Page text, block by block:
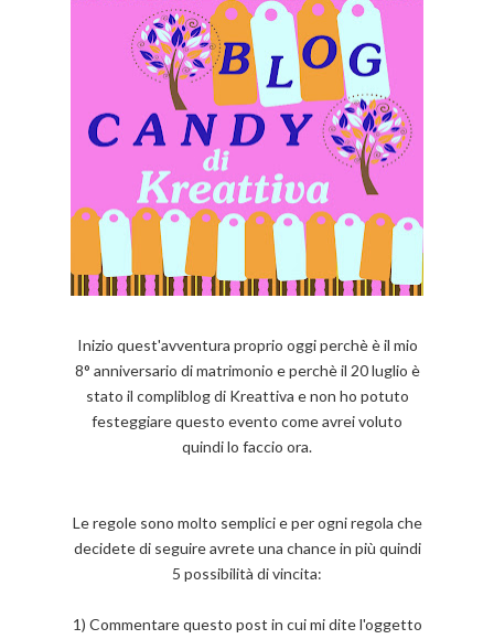
Inizio quest'avventura proprio oggi perchè è il mio
8° anniversario di matrimonio e perchè il 20 luglio è
stato il compliblog di Kreattiva e non ho potuto
festeggiare questo evento come avrei voluto
quindi lo faccio ora.
Le regole sono molto semplici e per ogni regola che
decidete di seguire avrete una chance in più quindi
5 possibilità di vincita:
1) Commentare questo post in cui mi dite l'oggetto